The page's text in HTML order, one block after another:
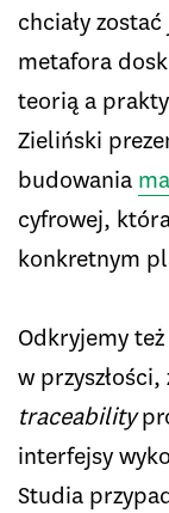
chciały
metafora
teorią a
Zieliński
budowania
cyfrowej,
konkretnym
Odkryjemy
w
traceability
interfejsy
Studia